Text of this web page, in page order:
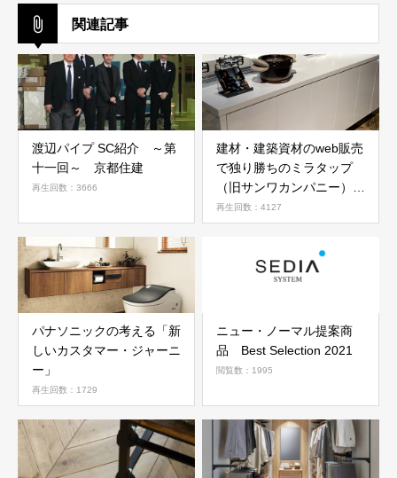
関連記事
渡辺パイプ SC紹介 ～第
十一回～ 京都住建
再生回数：3666
建材・建築資材のweb販売
で独り勝ちのミラタップ
（旧サンワカンパニー）が
ピンポイントで選んだ『ニ
ュー・ノーマル商品』
再生回数：4127
パナソニックの考える「新
しいカスタマー・ジャーニ
ー」
再生回数：1729
ニュー・ノーマル提案商
品 Best Selection 2021
閲覧数：1995